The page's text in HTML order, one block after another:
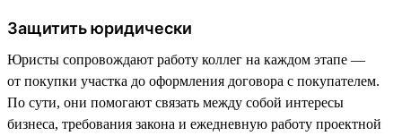
Защитить юридически
Юристы сопровождают работу коллег на каждом этапе —
от покупки участка до оформления договора с покупателем.
По сути, они помогают связать между собой интересы
бизнеса, требования закона и ежедневную работу проектной